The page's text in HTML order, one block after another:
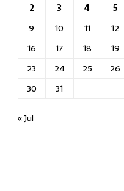
2
3 4 5
9
10 11 12
16
17 18 19
23
24 25 26
30
31
« Jul